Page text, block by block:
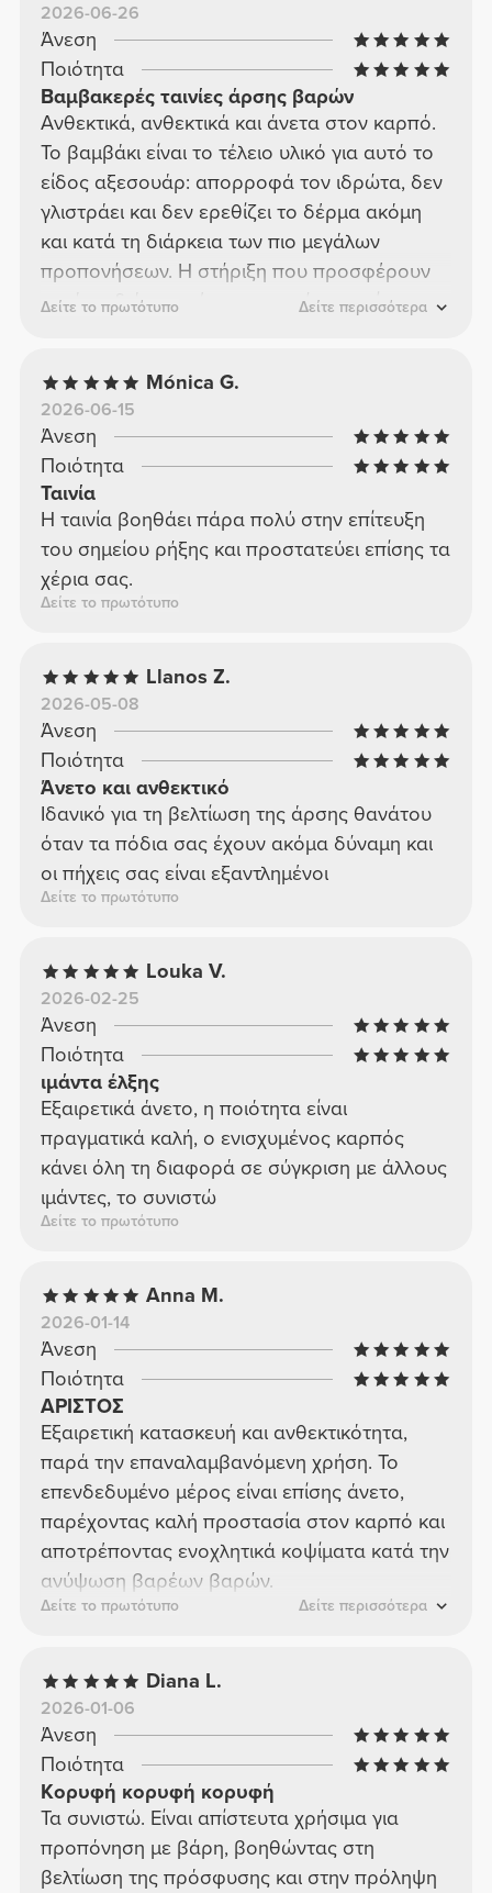
2026-06-26
Άνεση
Ποιότητα
Βαμβακερές ταινίες άρσης βαρών
Ανθεκτικά, ανθεκτικά και άνετα στον καρπό.
Το βαμβάκι είναι το τέλειο υλικό για αυτό το
είδος αξεσουάρ: απορροφά τον ιδρώτα, δεν
γλιστράει και δεν ερεθίζει το δέρμα ακόμη
και κατά τη διάρκεια των πιο μεγάλων
προπονήσεων. Η στήριξη που προσφέρουν
κατά τη διάρκεια έντονων κινήσεων είναι
έχετε πάντα έτοιμα. Μικρή επένδυση, μεγάλη
διαφορά στην προπόνηση.
Δείτε το πρωτότυπο Δείτε περισσότερα
Mónica G.
2026-06-15
Άνεση
Ποιότητα
Ταινία
Η ταινία βοηθάει πάρα πολύ στην επίτευξη
του σημείου ρήξης και προστατεύει επίσης τα
χέρια σας.
Δείτε το πρωτότυπο
Llanos Z.
2026-05-08
Άνεση
Ποιότητα
Άνετο και ανθεκτικό
Ιδανικό για τη βελτίωση της άρσης θανάτου
όταν τα πόδια σας έχουν ακόμα δύναμη και
οι πήχεις σας είναι εξαντλημένοι
Δείτε το πρωτότυπο
Louka V.
2026-02-25
Άνεση
Ποιότητα
ιμάντα έλξης
Εξαιρετικά άνετο, η ποιότητα είναι
πραγματικά καλή, ο ενισχυμένος καρπός
κάνει όλη τη διαφορά σε σύγκριση με άλλους
ιμάντες, το συνιστώ
Δείτε το πρωτότυπο
Anna M.
2026-01-14
Άνεση
Ποιότητα
ΑΡΙΣΤΟΣ
Εξαιρετική κατασκευή και ανθεκτικότητα,
παρά την επαναλαμβανόμενη χρήση. Το
επενδεδυμένο μέρος είναι επίσης άνετο,
παρέχοντας καλή προστασία στον καρπό και
αποτρέποντας ενοχλητικά κοψίματα κατά την
ανύψωση βαρέων βαρών.
Δείτε το πρωτότυπο Δείτε περισσότερα
Diana L.
2026-01-06
Άνεση
Ποιότητα
Κορυφή κορυφή κορυφή
Τα συνιστώ. Είναι απίστευτα χρήσιμα για
προπόνηση με βάρη, βοηθώντας στη
βελτίωση της πρόσφυσης και στην πρόληψη